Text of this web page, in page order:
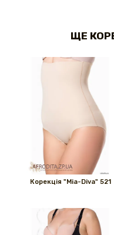
ЩЕ
Корекція "Mia-Diva" 521